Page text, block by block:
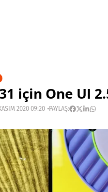
için One UI
2020 09:20 PAYLAŞ: